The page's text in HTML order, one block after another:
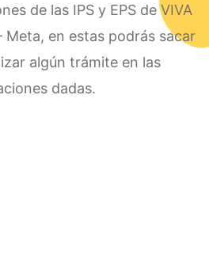
de las IPS y EPS de VIVA
Meta, en estas podrás sacar
algún trámite en las
dadas.